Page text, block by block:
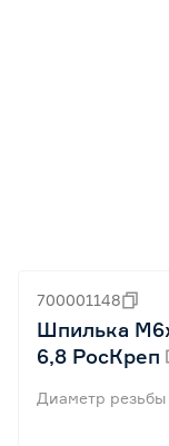
700001148
Шпилька
6,8 РосКреп
Диаметр резьбы